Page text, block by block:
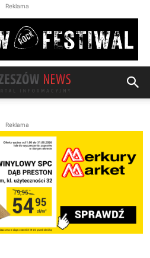
Reklama
Reklama